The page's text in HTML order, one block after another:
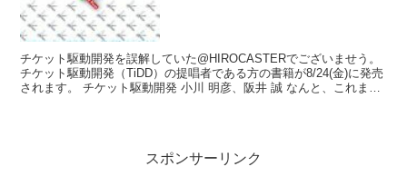
チケット駆動開発を誤解していた@HIROCASTERでございませう。
チケット駆動開発（TiDD）の提唱者である方の書籍が8/24(金)に発売
されます。 チケット駆動開発 小川 明彦、阪井 誠 なんと、これまで
スポンサーリンク